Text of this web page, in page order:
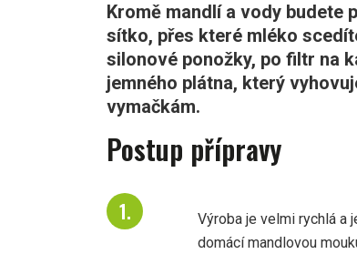
Kromě mandlí a vody budete
sítko, přes které mléko
silonové ponožky, po filtr na
jemného plátna, který
vymačkám.
Postup přípravy
Výroba je velmi rychlá a
domácí mandlovou